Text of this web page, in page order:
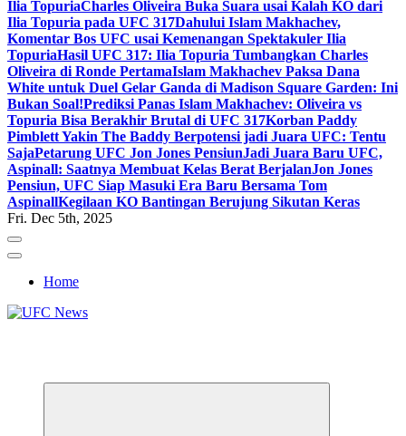
Ilia TopuriaCharles Oliveira Buka Suara usai Kalah KO dari
Ilia Topuria pada UFC 317Dahului Islam Makhachev,
Komentar Bos UFC usai Kemenangan Spektakuler Ilia
TopuriaHasil UFC 317: Ilia Topuria Tumbangkan Charles
Oliveira di Ronde PertamaIslam Makhachev Paksa Dana
White untuk Duel Gelar Ganda di Madison Square Garden: Ini
Bukan Soal!Prediksi Panas Islam Makhachev: Oliveira vs
Topuria Bisa Berakhir Brutal di UFC 317Korban Paddy
Pimblett Yakin The Baddy Berpotensi jadi Juara UFC: Tentu
SajaPetarung UFC Jon Jones PensiunJadi Juara Baru UFC,
Aspinall: Saatnya Membuat Kelas Berat BerjalanJon Jones
Pensiun, UFC Siap Masuki Era Baru Bersama Tom
AspinallKegilaan KO Bantingan Berujung Sikutan Keras
Fri. Dec 5th, 2025
Home